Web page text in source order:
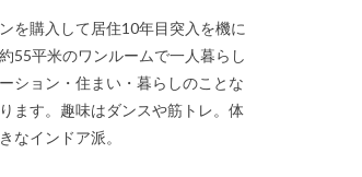
を購入して居住10年目突入を機に
55平米のワンルームで一人暮らし
ション・住まい・暮らしのことな
ます。趣味はダンスや筋トレ。体
なインドア派。